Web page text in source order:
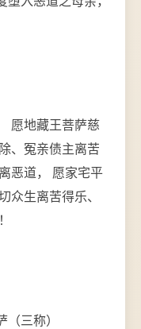
愿地藏王菩萨慈
、冤亲债主离苦
恶道， 愿家宅平
众生离苦得乐、
（三称）